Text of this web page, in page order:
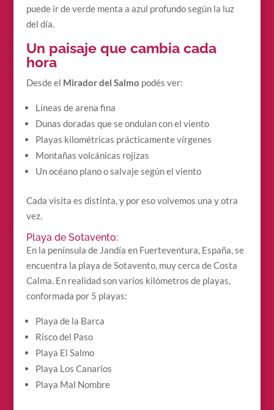
puede ir de verde menta a azul profundo según la luz
del día.
Un paisaje que cambia cada
hora
Desde el Mirador del Salmo podés ver:
Líneas de arena fina
Dunas doradas que se ondulan con el viento
Playas kilométricas prácticamente vírgenes
Montañas volcánicas rojizas
Un océano plano o salvaje según el viento
Cada visita es distinta, y por eso volvemos una y otra
vez.
Playa de Sotavento:
En la península de Jandía en Fuerteventura, España, se
encuentra la playa de Sotavento, muy cerca de Costa
Calma. En realidad son varios kilómetros de playas,
conformada por 5 playas:
Playa de la Barca
Risco del Paso
Playa El Salmo
Playa Los Canarios
Playa Mal Nombre